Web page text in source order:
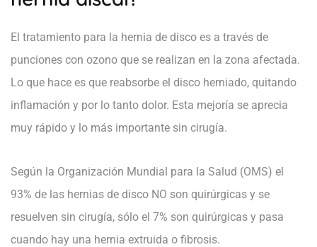
El tratamiento para la hernia de disco es a través de
punciones con ozono que se realizan en la zona afectada.
Lo que hace es que reabsorbe el disco herniado, quitando
inflamación y por lo tanto dolor. Esta mejoría se aprecia
muy rápido y lo más importante sin cirugía.
Según la Organización Mundial para la Salud (OMS) el
93% de las hernias de disco NO son quirúrgicas y se
resuelven sin cirugía, sólo el 7% son quirúrgicas y pasa
cuando hay una hernia extruida o fibrosis.